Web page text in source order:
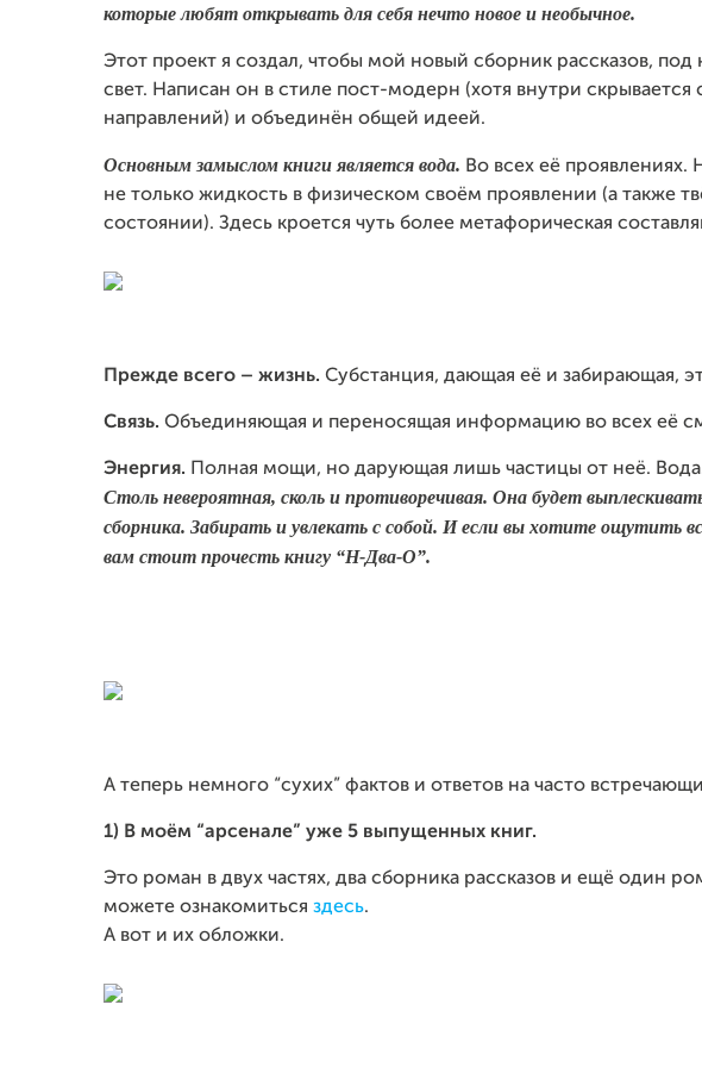
которые любят открывать для себя нечто новое и необычное.
Этот проект я создал, чтобы мой новый сборник рассказов, под
свет. Написан он в стиле пост-модерн (хотя внутри
направлений) и объединён общей идеей.
Основным замыслом книги является вода. Во всех её
не только жидкость в физическом своём проявлении (а также
состоянии). Здесь кроется чуть более метафорическая
Прежде всего – жизнь. Субстанция, дающая её и забирающая,
Связь. Объединяющая и переносящая информацию во всех её
Энергия. Полная мощи, но дарующая лишь частицы от неё.
Столь невероятная, сколь и противоречивая. Она будет
сборника. Забирать и увлекать с собой. И если вы хотите ощутить
вам стоит прочесть книгу “H-Два-О”.
А теперь немного “сухих” фактов и ответов на часто
1) В моём “арсенале” уже 5 выпущенных книг.
Это роман в двух частях, два сборника рассказов и ещё один
можете ознакомиться здесь.
А вот и их обложки.